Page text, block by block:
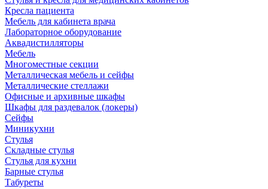
Кресла пациента
Мебель для кабинета врача
Лабораторное оборудование
Аквадистилляторы
Мебель
Многоместные секции
Металлическая мебель и сейфы
Металлические стеллажи
Офисные и архивные шкафы
Шкафы для раздевалок (локеры)
Сейфы
Миникухни
Стулья
Складные стулья
Стулья для кухни
Барные стулья
Табуреты